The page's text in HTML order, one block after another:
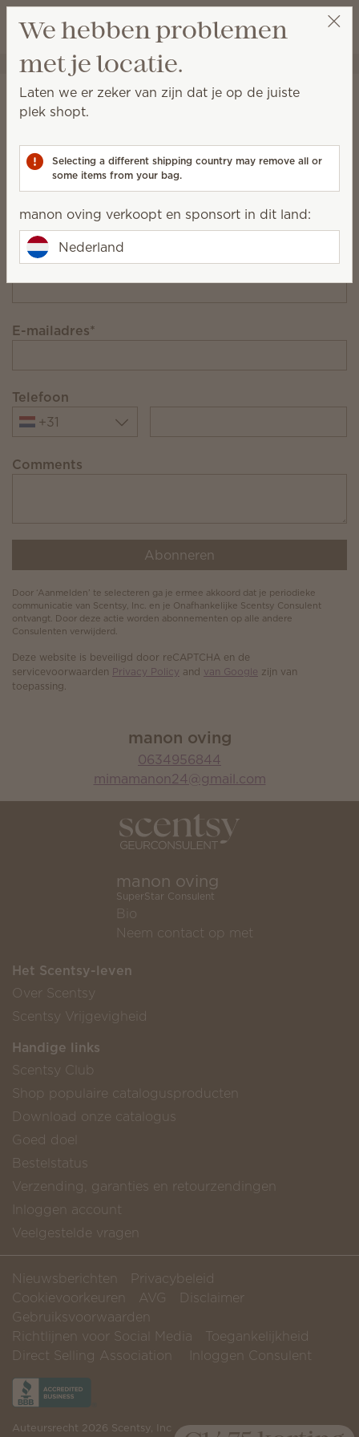
Verlanglijst
Winkeltas
manon oving Selecteer een party
Blijf op de hoogte!
van ten minste € 110 en ontvang exclusieve
updates.
Achternaam
E-mailadres*
Telefoon
+31
Comments
Abonneren
Door ‘Aanmelden’ te selecteren ga je ermee akkoord dat je periodieke
communicatie van Scentsy, Inc. en je Onafhankelijke Scentsy Consulent
ontvangt. Door deze actie worden abonnementen op alle andere
Consulenten verwijderd.
Deze website is beveiligd door reCAPTCHA en de
servicevoorwaarden Privacy Policy and van Google zijn van
toepassing.
manon oving
0634956844
mimamanon24@gmail.com
manon oving
SuperStar Consulent
Bio
Neem contact op met
Het Scentsy-leven
Over Scentsy
Scentsy Vrijgevigheid
Handige links
Scentsy Club
Shop populaire catalogusproducten
Download onze catalogus
Goed doel
Bestelstatus
Verzending, garanties en retourzendingen
Inloggen account
Veelgestelde vragen
Nieuwsberichten
Privacybeleid
Cookievoorkeuren
AVG
Disclaimer
Gebruiksvoorwaarden
Richtlijnen voor Social Media
Toegankelijkheid
Direct Selling Association
Inloggen Consulent
Auteursrecht 2026 Scentsy, Inc
We hebben problemen
met je locatie.
Laten we er zeker van zijn dat je op de juiste
plek shopt.
Selecting a different shipping country may remove all or
some items from your bag.
manon oving verkoopt en sponsort in dit land:
Nederland